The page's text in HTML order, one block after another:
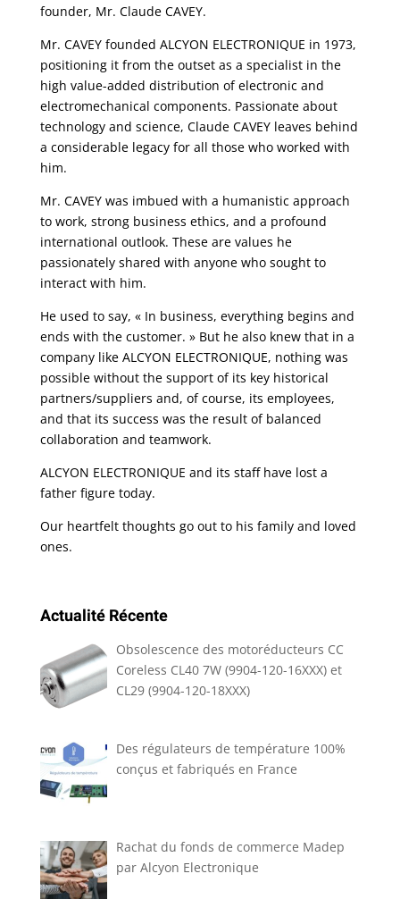
founder, Mr. Claude CAVEY.
Mr. CAVEY founded ALCYON ELECTRONIQUE in 1973,
positioning it from the outset as a specialist in the
high value-added distribution of electronic and
electromechanical components. Passionate about
technology and science, Claude CAVEY leaves behind
a considerable legacy for all those who worked with
him.
Mr. CAVEY was imbued with a humanistic approach
to work, strong business ethics, and a profound
international outlook. These are values he
passionately shared with anyone who sought to
interact with him.
He used to say, « In business, everything begins and
ends with the customer. » But he also knew that in a
company like ALCYON ELECTRONIQUE, nothing was
possible without the support of its key historical
partners/suppliers and, of course, its employees,
and that its success was the result of balanced
collaboration and teamwork.
ALCYON ELECTRONIQUE and its staff have lost a
father figure today.
Our heartfelt thoughts go out to his family and loved
ones.
Actualité Récente
Obsolescence des motoréducteurs CC
Coreless CL40 7W (9904-120-16XXX) et
CL29 (9904-120-18XXX)
Des régulateurs de température 100%
conçus et fabriqués en France
Rachat du fonds de commerce Madep
par Alcyon Electronique